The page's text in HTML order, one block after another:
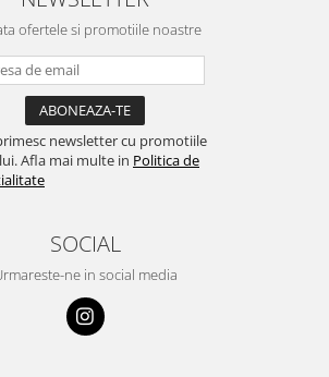
ofertele si promotiile noastre
newsletter cu promotiile
Afla mai multe in Politica de
SOCIAL
ne in social media